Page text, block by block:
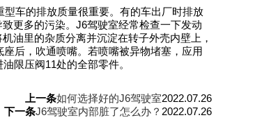
车的排放质量很重要。有的车出厂时排放
更多的污染。J6驾驶室经常检查一下发动
油里的杂质分离并沉淀在转子外壳内壁上，
后，吹通喷嘴。若喷嘴被异物堵塞，应用
限压阀11处的全部零件。
上一条如何选择好的J6驾驶室2022.07.26
下一条J6驾驶室内部脏了怎么办？ 2022.07.26